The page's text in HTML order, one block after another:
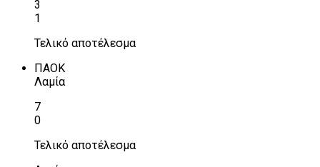
3
1
Τελικό αποτέλεσμα
ΠΑΟΚ
Λαμία
7
0
Τελικό αποτέλεσμα